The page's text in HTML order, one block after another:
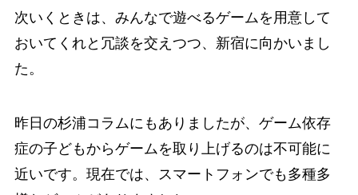
次いくときは、みんなで遊べるゲームを用意して
おいてくれと冗談を交えつつ、新宿に向かいまし
た。
昨日の杉浦コラムにもありましたが、ゲーム依存
症の子どもからゲームを取り上げるのは不可能に
近いです。現在では、スマートフォンでも多種多